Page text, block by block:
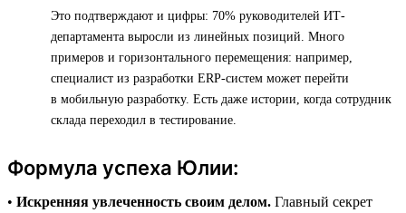
Это подтверждают и цифры: 70% руководителей ИТ-
департамента выросли из линейных позиций. Много
примеров и горизонтального перемещения: например,
специалист из разработки ERP-систем может перейти
в мобильную разработку. Есть даже истории, когда сотрудник
склада переходил в тестирование.
Формула успеха Юлии:
• Искренняя увлеченность своим делом. Главный секрет